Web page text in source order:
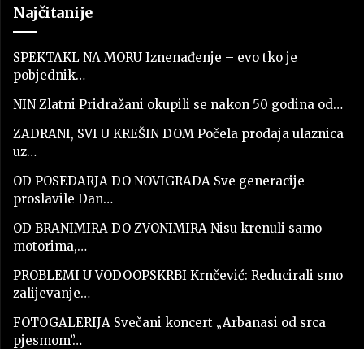
Najčitanije
SPEKTAKL NA MORU Iznenađenje – evo tko je
pobjednik…
NIN Zlatni Pridražani okupili se nakon 50 godina od…
ZADRANI, SVI U KREŠIN DOM Počela prodaja ulaznica
uz…
OD POSEDARJA DO NOVIGRADA Sve generacije
proslavile Dan…
OD BRANIMIRA DO ZVONIMIRA Nisu krenuli samo
motorima,…
PROBLEMI U VODOOPSKRBI Krnčević: Reducirali smo
zalijevanje…
FOTOGALERIJA Svečani koncert „Arbanasi od srca
pjesmom”…